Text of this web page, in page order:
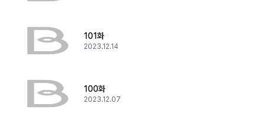
101화
2023.12.14
100화
2023.12.07